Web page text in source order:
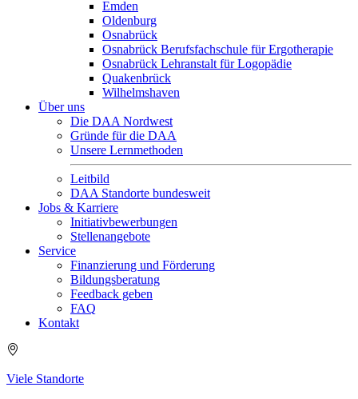
Emden
Oldenburg
Osnabrück
Osnabrück Berufsfachschule für Ergotherapie
Osnabrück Lehranstalt für Logopädie
Quakenbrück
Wilhelmshaven
Über uns
Die DAA Nordwest
Gründe für die DAA
Unsere Lernmethoden
Leitbild
DAA Standorte bundesweit
Jobs & Karriere
Initiativbewerbungen
Stellenangebote
Service
Finanzierung und Förderung
Bildungsberatung
Feedback geben
FAQ
Kontakt
Viele Standorte